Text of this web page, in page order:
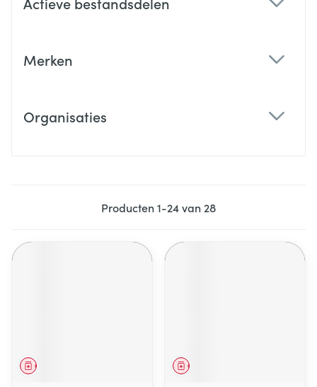
Merken
Organisaties
Producten1-24van 28
Geneesmiddel Geneesmiddel